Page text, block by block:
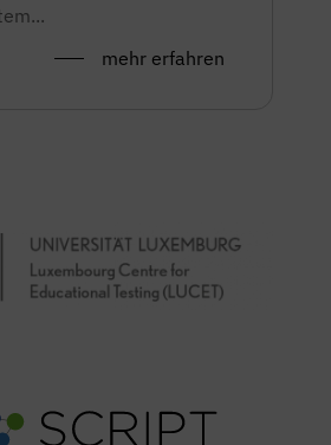
mehr erfahren